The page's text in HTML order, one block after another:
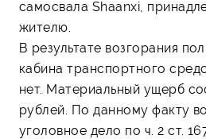
самосвала Shaanxi,
жителю.
В результате возгорания
кабина транспортного
нет. Материальный ущерб
рублей. По данному факту
уголовное дело по ч. 2 ст.